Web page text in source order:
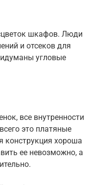
шкафов. Люди
и отсеков для
угловые
все внутренности
это платяные
конструкция хороша
ее невозможно, а